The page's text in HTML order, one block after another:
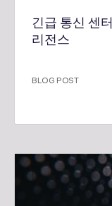
긴급 통신 센
리전스
BLOG POST